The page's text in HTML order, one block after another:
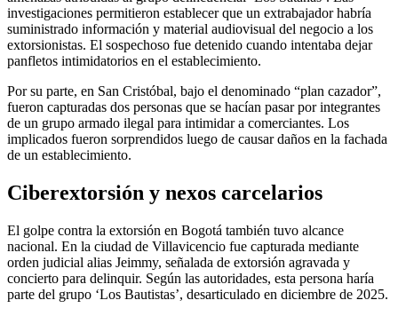
investigaciones permitieron establecer que un extrabajador habría
suministrado información y material audiovisual del negocio a los
extorsionistas. El sospechoso fue detenido cuando intentaba dejar
panfletos intimidatorios en el establecimiento.
Por su parte, en San Cristóbal, bajo el denominado “plan cazador”,
fueron capturadas dos personas que se hacían pasar por integrantes
de un grupo armado ilegal para intimidar a comerciantes. Los
implicados fueron sorprendidos luego de causar daños en la fachada
de un establecimiento.
Ciberextorsión y nexos carcelarios
El golpe contra la extorsión en Bogotá también tuvo alcance
nacional. En la ciudad de Villavicencio fue capturada mediante
orden judicial alias Jeimmy, señalada de extorsión agravada y
concierto para delinquir. Según las autoridades, esta persona haría
parte del grupo ‘Los Bautistas’, desarticulado en diciembre de 2025.